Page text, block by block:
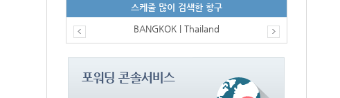
스케줄 많이 검색한 항구
BANGKOK | Thailand